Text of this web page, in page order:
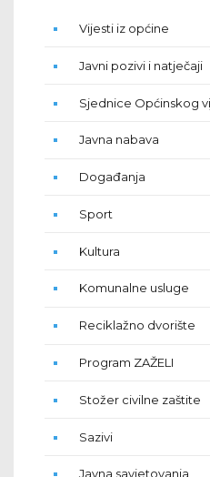
Vijesti iz općine
Javni pozivi i natječaji
Sjednice Općinskog
Javna nabava
Događanja
Sport
Kultura
Komunalne usluge
Reciklažno dvorište
Program ZAŽELI
Stožer civilne zaštite
Sazivi
Javna savjetovanja